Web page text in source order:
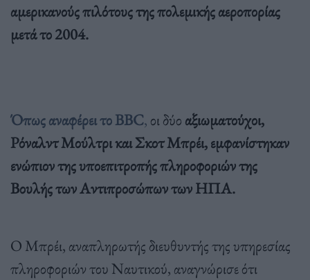
αμερικανούς πιλότους της πολεμικής αεροπορίας
μετά το 2004.
Όπως αναφέρει το BBC, οι δύο αξιωματούχοι,
Ρόναλντ Μούλτρι και Σκοτ Μπρέι, εμφανίστηκαν
ενώπιον της υποεπιτροπής πληροφοριών της
Βουλής των Αντιπροσώπων των ΗΠΑ.
Ο Μπρέι, αναπληρωτής διευθυντής της υπηρεσίας
πληροφοριών του Ναυτικού, αναγνώρισε ότι